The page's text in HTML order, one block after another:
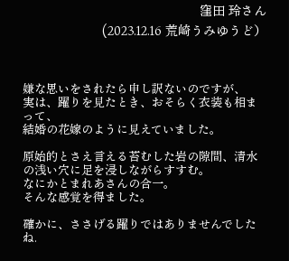
窪田 玲さん
(2023.12.16 荒崎うみゆうど）
嫌な思いをされたら申し訳ないのですが、
実は、躍りを見たとき、おそらく衣装も相ま
って、
結婚の花嫁のように見えていました。
原始的とさえ言える苔むした岩の隙間、清水
の浅い穴に足を浸しながらすすむ。
なにかとまれあさんの合一。
そんな感覚を得ました。
確かに、ささげる躍りではありませんでした
ね.